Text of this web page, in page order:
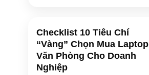
Checklist 10 Tiêu Chí
“Vàng” Chọn Mua Laptop
Văn Phòng Cho Doanh
Nghiệp